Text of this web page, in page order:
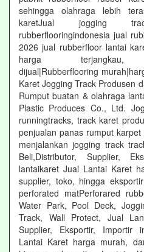
sehingga olahraga lebih
karetJual jogging
rubberflooringindonesia jual
2026 jual rubberfloor lantai
harga terjangkau,
dijual|Rubberflooring
Karet Jogging Track Produsen
Rumput buatan & olahraga
Plastic Produces Co., Ltd.
runningtracks, track karet
penjualan panas rumput
menjalankan jogging track
Beli,Distributor, Supplier,
lantaikaret Jual Lantai Karet
supplier, toko, hingga
perforated matPerforared
Water Park, Pool Deck,
Track, Wall Protect, Jual
Supplier, Eksportir, Importir
Lantai Karet harga murah,